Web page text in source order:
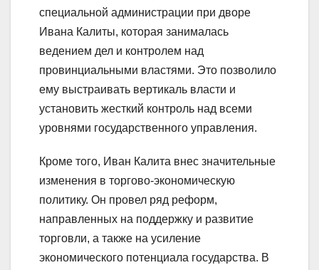
специальной администрации при дворе
Ивана Калиты, которая занималась
ведением дел и контролем над
провинциальными властями. Это позволило
ему выстраивать вертикаль власти и
установить жесткий контроль над всеми
уровнями государственного управления.
Кроме того, Иван Калита внес значительные
изменения в торгово-экономическую
политику. Он провел ряд реформ,
направленных на поддержку и развитие
торговли, а также на усиление
экономического потенциала государства. В